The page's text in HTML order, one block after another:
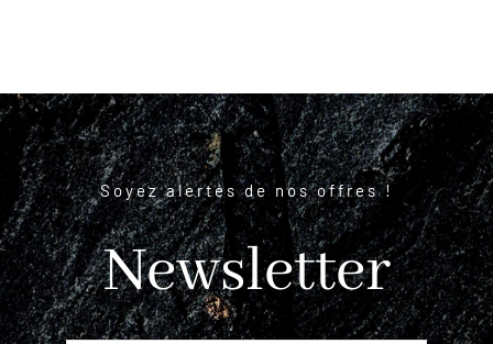
Soyez alertés de nos offres !
Newsletter